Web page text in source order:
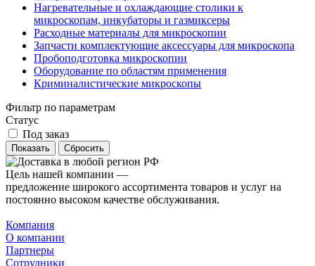
Нагревательные и охлаждающие столики к
микроскопам, инкубаторы и газмиксеры
Расходные материалы для микроскопии
Запчасти комплектующие аксессуары для микроскопа
Пробоподготовка микроскопии
Оборудование по областям применения
Криминалистические микроскопы
Фильтр по параметрам
Статус
Под заказ
Сбросить
Цель нашей компании —
предложение широкого ассортимента товаров и услуг на
постоянно высоком качестве обслуживания.
Компания
О компании
Партнеры
Сотрудники